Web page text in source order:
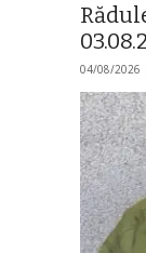
04/08/2026 |